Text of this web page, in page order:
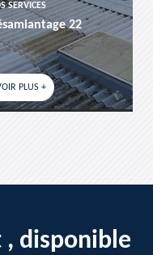
22
PLUS +
, disponible